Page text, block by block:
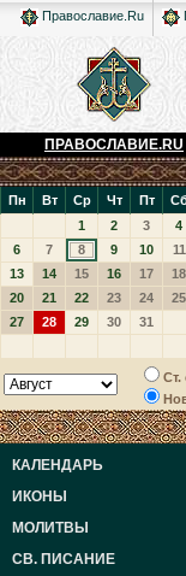
Православие.Ru
ПРАВОСЛАВИЕ.RU
Пн Вт Ср Чт Пт
1
2 3 4
6
7 8 9 10 11
13
14 15 16 17 18
20
21 22 23 24 25
27
28 29 30 31
Ст.
КАЛЕНДАРЬ
ИКОНЫ
МОЛИТВЫ
СВ. ПИСАНИЕ